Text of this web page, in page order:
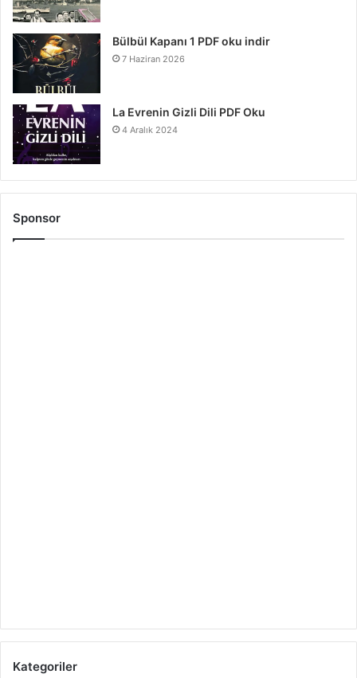
Bülbül Kapanı 1 PDF oku indir
7 Haziran 2026
La Evrenin Gizli Dili PDF Oku
4 Aralık 2024
Sponsor
Kategoriler